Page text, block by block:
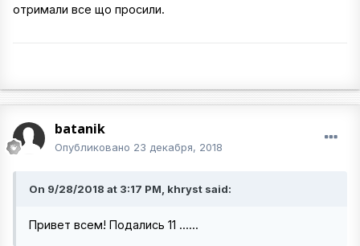
отримали все що просили.
batanik
Опубликовано 23 декабря, 2018
On 9/28/2018 at 3:17 PM, khryst said:
Привет всем! Подались 11 ......